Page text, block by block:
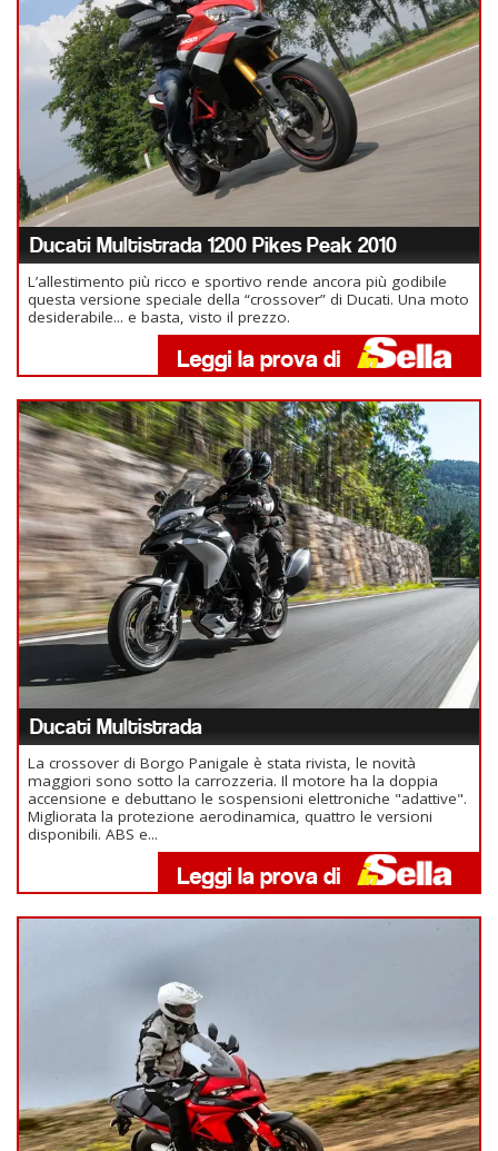
Ducati Multistrada 1200 Pikes Peak 2010
L’allestimento più ricco e sportivo rende ancora più godibile
questa versione speciale della “crossover” di Ducati. Una moto
desiderabile... e basta, visto il prezzo.
Ducati Multistrada
La crossover di Borgo Panigale è stata rivista, le novità
maggiori sono sotto la carrozzeria. Il motore ha la doppia
accensione e debuttano le sospensioni elettroniche "adattive".
Migliorata la protezione aerodinamica, quattro le versioni
disponibili. ABS e...